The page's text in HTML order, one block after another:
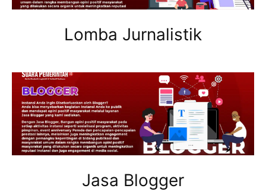
Lomba Jurnalistik
Jasa Blogger